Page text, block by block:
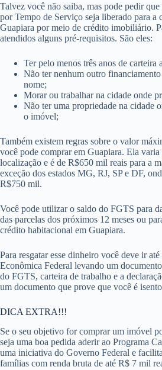
Talvez você não saiba, mas pode pedir
por Tempo de Serviço seja liberado para a
Guapiara por meio de crédito imobiliário.
atendidos alguns pré-requisitos. São eles:
Ter pelo menos três anos de carteira
Não ter nenhum outro
nome;
Morar ou trabalhar na cidade onde
Não ter uma propriedade na cidade
o imóvel;
Também existem regras sobre o valor
você pode comprar em Guapiara. Ela varia
localização e é de R$650 mil reais para a
exceção dos estados MG, RJ, SP e DF,
R$750 mil.
Você pode utilizar o saldo do FGTS para
das parcelas dos próximos 12 meses ou
crédito habitacional em Guapiara.
Para resgatar esse dinheiro você deve ir
Econômica Federal levando um
do FGTS, carteira de trabalho e a
um documento que prove que você é
DICA EXTRA!!!
Se o seu objetivo for comprar um imóvel
seja uma boa pedida aderir ao Programa
uma iniciativa do Governo Federal e
famílias com renda bruta de até R$ 7 mil